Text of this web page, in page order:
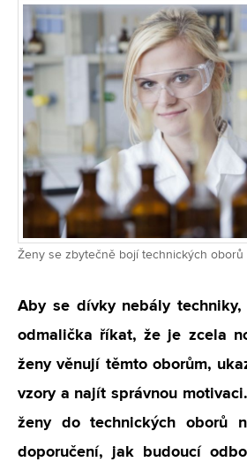
Ženy se zbytečně bojí technických oborů
Aby se dívky nebály
odmalička říkat, že je zcela
ženy věnují těmto oborům,
vzory a najít správnou
ženy do technických oborů
doporučení, jak budoucí